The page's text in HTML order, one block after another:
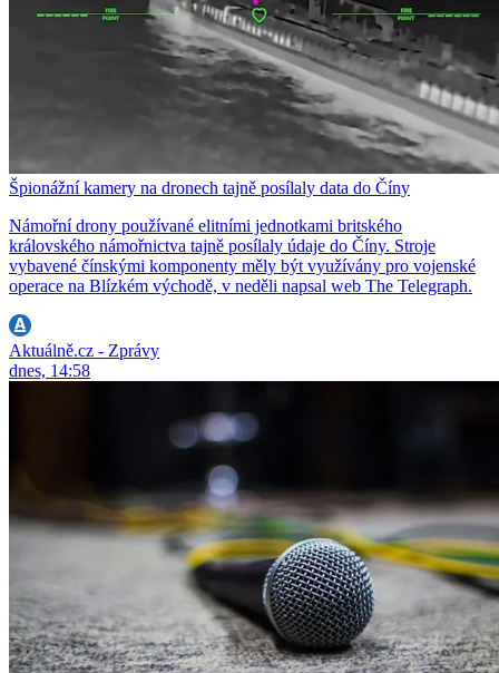
Špionážní kamery na dronech tajně posílaly data do Číny
Námořní drony používané elitními jednotkami britského
královského námořnictva tajně posílaly údaje do Číny. Stroje
vybavené čínskými komponenty měly být využívány pro vojenské
operace na Blízkém východě, v neděli napsal web The Telegraph.
Aktuálně.cz - Zprávy
dnes, 14:58